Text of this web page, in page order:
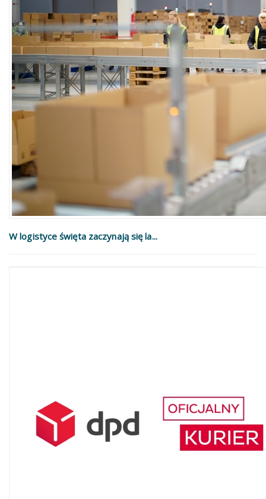
W logistyce święta zaczynają się la...